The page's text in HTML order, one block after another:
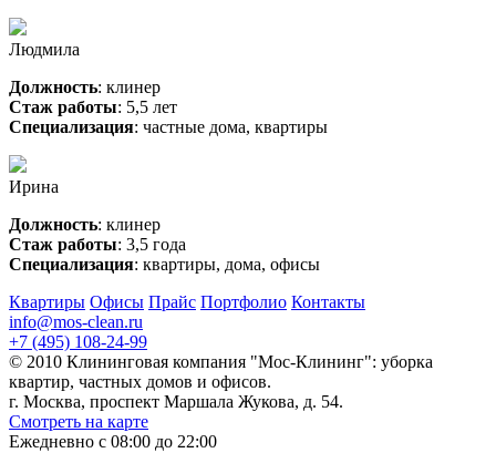
Людмила
Должность: клинер
Стаж работы: 5,5 лет
Специализация: частные дома, квартиры
Ирина
Должность: клинер
Стаж работы: 3,5 года
Специализация: квартиры, дома, офисы
Квартиры Офисы Прайс Портфолио Контакты
info@mos-clean.ru
+7 (495) 108-24-99
© 2010 Клининговая компания "Мос-Клининг": уборка
квартир, частных домов и офисов.
г. Москва, проспект Маршала Жукова, д. 54.
Смотреть на карте
Ежедневно с 08:00 до 22:00